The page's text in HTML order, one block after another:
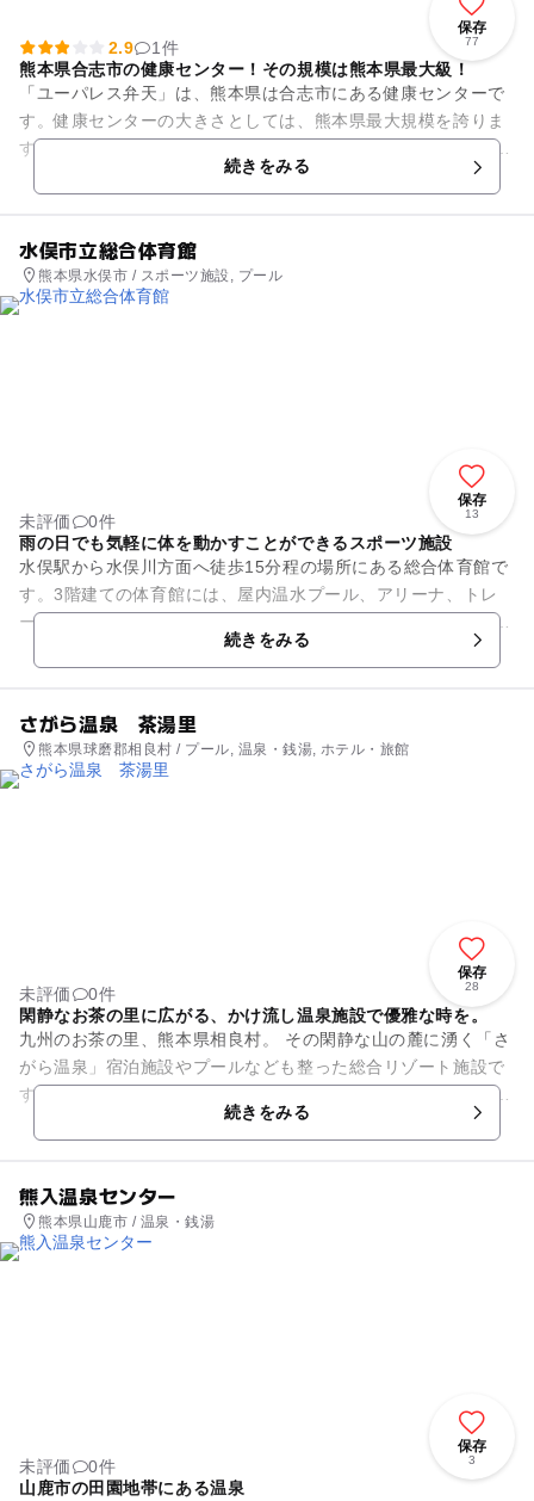
保存
77
2.9
1件
熊本県合志市の健康センター！その規模は熊本県最大級！
「ユーパレス弁天」は、熊本県は合志市にある健康センターで
す。健康センターの大きさとしては、熊本県最大規模を誇りま
す。 施設内は、温泉・プール・グランドゴルフ・レストラン・
続きをみる
水俣市立総合体育館
熊本県水俣市 / スポーツ施設, プール
保存
13
未評価
0件
雨の日でも気軽に体を動かすことができるスポーツ施設
水俣駅から水俣川方面へ徒歩15分程の場所にある総合体育館で
す。3階建ての体育館には、屋内温水プール、アリーナ、トレ
ーニングルームなどがあります。 屋内の温水プールは25mプー
続きをみる
さがら温泉 茶湯里
熊本県球磨郡相良村 / プール, 温泉・銭湯, ホテル・旅館
保存
28
未評価
0件
閑静なお茶の里に広がる、かけ流し温泉施設で優雅な時を。
九州のお茶の里、熊本県相良村。 その閑静な山の麓に湧く「さ
がら温泉」宿泊施設やプールなども整った総合リゾート施設で
す。プールは25mプールと子供プールがあります。 豊かな自然
続きをみる
熊入温泉センター
熊本県山鹿市 / 温泉・銭湯
保存
3
未評価
0件
山鹿市の田園地帯にある温泉